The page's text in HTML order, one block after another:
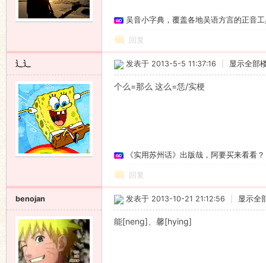
吴音小字典，覆盖各地吴语方言的正音
回复
辶辶 发表于 2013-5-5 11:37:16 显示全部
个么=那么 这么=恁/实梗
《实用苏州话》出版哉，阿要买来看看？
回复
benojan 发表于 2013-10-21 21:12:56 显示全
能[neng]、馨[hying]